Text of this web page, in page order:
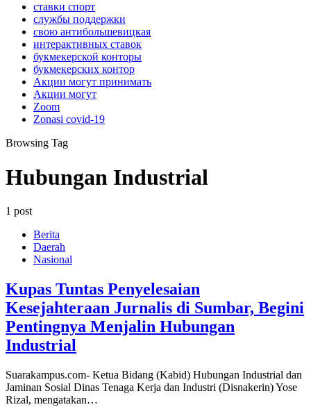
ставки спорт
службы поддержки
свою антибольшевицкая
интерактивных ставок
букмекерской конторы
букмекерских контор
Акции могут принимать
Акции могут
Zoom
Zonasi covid-19
Browsing Tag
Hubungan Industrial
1 post
Berita
Daerah
Nasional
Kupas Tuntas Penyelesaian
Kesejahteraan Jurnalis di Sumbar, Begini
Pentingnya Menjalin Hubungan
Industrial
Suarakampus.com- Ketua Bidang (Kabid) Hubungan Industrial dan
Jaminan Sosial Dinas Tenaga Kerja dan Industri (Disnakerin) Yose
Rizal, mengatakan…